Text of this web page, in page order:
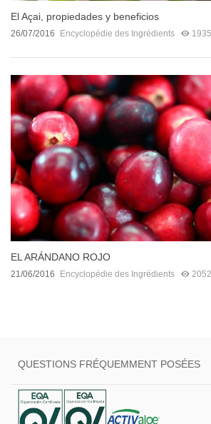
El Açai, propiedades y beneficios
26/07/2016 Encyclopédie des Ingrédients
EL ARÁNDANO ROJO
21/06/2016 Encyclopédie des Ingrédients
QUESTIONS FRÉQUEMMENT POSÉES